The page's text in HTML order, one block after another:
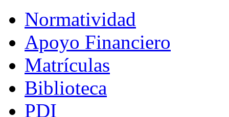
Normatividad
Apoyo Financiero
Matrículas
Biblioteca
PDI